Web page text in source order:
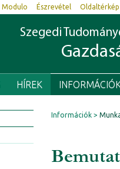
Modulo Észrevétel Oldaltérkép
Szegedi
HÍREK
Információk